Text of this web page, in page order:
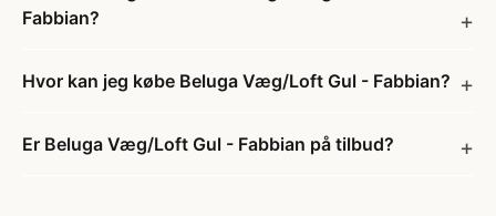
Fabbian?
Hvor kan jeg købe Beluga Væg/Loft Gul - Fabbian?
Er Beluga Væg/Loft Gul - Fabbian på tilbud?